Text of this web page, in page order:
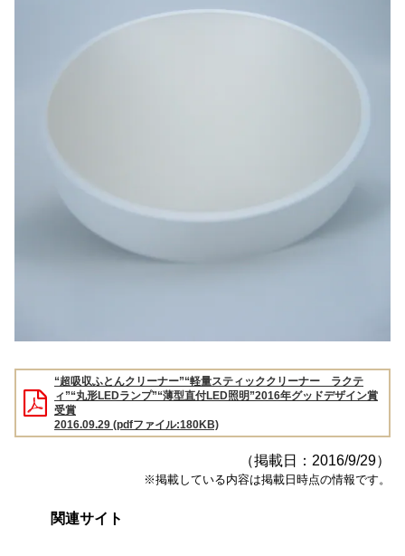
“超吸収ふとんクリーナー”“軽量スティッククリーナー ラクテ
ィ”“丸形LEDランプ”“薄型直付LED照明”2016年グッドデザイン賞
受賞
2016.09.29 (pdfファイル:180KB)
（掲載日：2016/9/29）
※掲載している内容は掲載日時点の情報です。
関連サイト